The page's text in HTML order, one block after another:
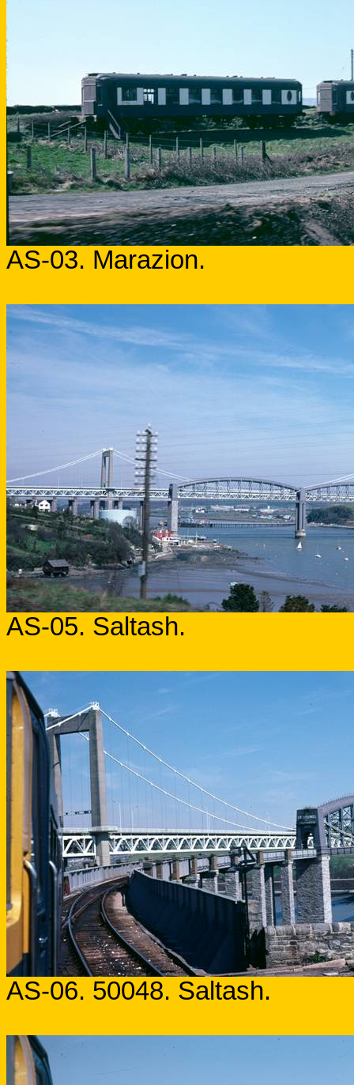
AS-03. Marazion.
AS-05. Saltash.
AS-06. 50048. Saltash.